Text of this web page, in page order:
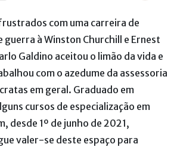
com uma carreira de
à Winston Churchill e Ernest
Galdino aceitou o limão da vida e
com o azedume da assessoria
em geral. Graduado em
cursos de especialização em
desde 1º de junho de 2021,
valer-se deste espaço para